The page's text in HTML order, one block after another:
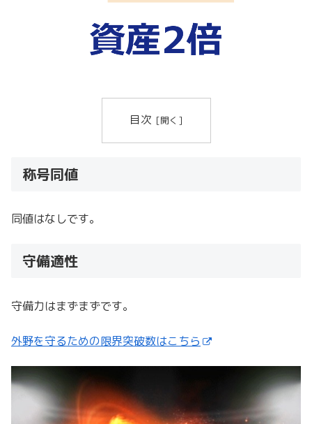
目次
称号同値
同値はなしです。
守備適性
守備力はまずまずです。
外野を守るための限界突破数はこちら